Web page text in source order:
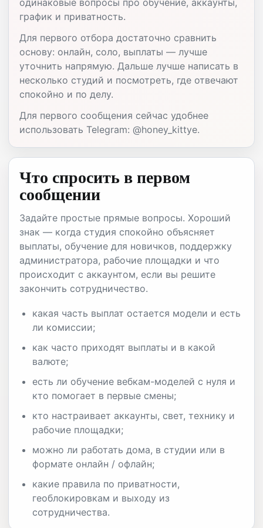
график и приватность.
Для первого отбора достаточно сравнить
основу: онлайн, соло, выплаты — лучше
уточнить напрямую. Дальше лучше написать в
несколько студий и посмотреть, где отвечают
спокойно и по делу.
Для первого сообщения сейчас удобнее
использовать Telegram: @honey_kittye.
Что спросить в первом
сообщении
Задайте простые прямые вопросы. Хороший
знак — когда студия спокойно объясняет
выплаты, обучение для новичков, поддержку
администратора, рабочие площадки и что
происходит с аккаунтом, если вы решите
закончить сотрудничество.
какая часть выплат остается модели и есть
ли комиссии;
как часто приходят выплаты и в какой
валюте;
есть ли обучение вебкам-моделей с нуля и
кто помогает в первые смены;
кто настраивает аккаунты, свет, технику и
рабочие площадки;
можно ли работать дома, в студии или в
формате онлайн / офлайн;
какие правила по приватности,
геоблокировкам и выходу из
сотрудничества.